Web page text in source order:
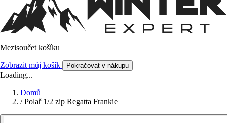
Mezisoučet košíku
Zobrazit můj košík Pokračovat v nákupu
Loading...
Domů
/ Polař 1/2 zip Regatta Frankie